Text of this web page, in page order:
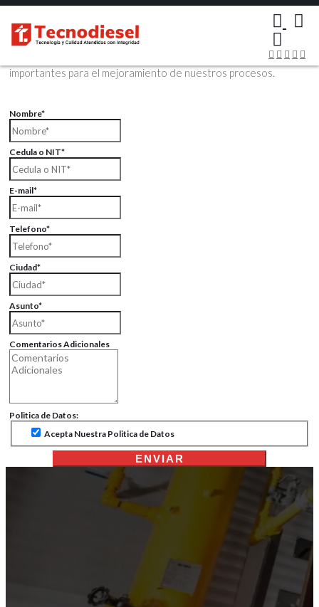
Contáctenos Vía Email
Envíenos sus datos con sus comentarios, sus opiniones son muy
importantes para el mejoramiento de nuestros procesos.
Nombre*
Cedula o NIT*
E-mail*
Telefono*
Ciudad*
Asunto*
Comentarios Adicionales
Politica de Datos:
Acepta Nuestra Politica de Datos
ENVIAR
Filtros y Lubricantes